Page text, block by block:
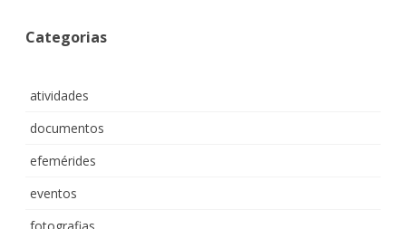
Categorias
atividades
documentos
efemérides
eventos